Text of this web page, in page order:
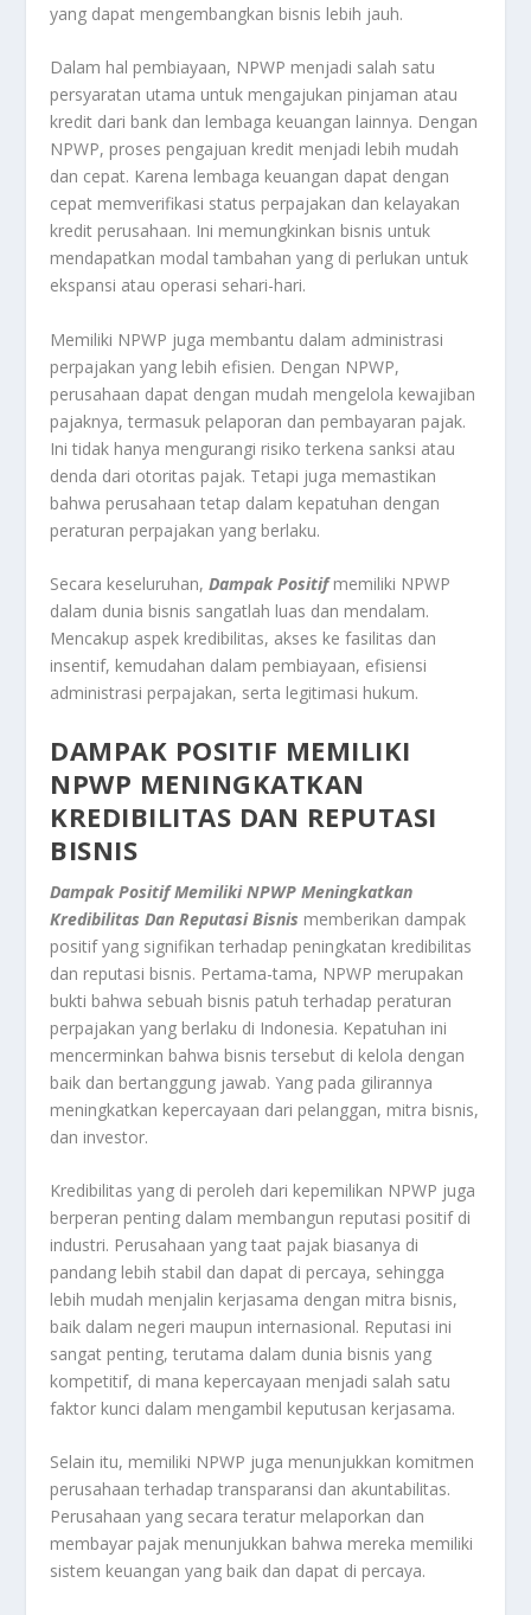
yang dapat mengembangkan bisnis lebih jauh.
Dalam hal pembiayaan, NPWP menjadi salah satu
persyaratan utama untuk mengajukan pinjaman atau
kredit dari bank dan lembaga keuangan lainnya. Dengan
NPWP, proses pengajuan kredit menjadi lebih mudah
dan cepat. Karena lembaga keuangan dapat dengan
cepat memverifikasi status perpajakan dan kelayakan
kredit perusahaan. Ini memungkinkan bisnis untuk
mendapatkan modal tambahan yang di perlukan untuk
ekspansi atau operasi sehari-hari.
Memiliki NPWP juga membantu dalam administrasi
perpajakan yang lebih efisien. Dengan NPWP,
perusahaan dapat dengan mudah mengelola kewajiban
pajaknya, termasuk pelaporan dan pembayaran pajak.
Ini tidak hanya mengurangi risiko terkena sanksi atau
denda dari otoritas pajak. Tetapi juga memastikan
bahwa perusahaan tetap dalam kepatuhan dengan
peraturan perpajakan yang berlaku.
Secara keseluruhan,Dampak Positifmemiliki NPWP
dalam dunia bisnis sangatlah luas dan mendalam.
Mencakup aspek kredibilitas, akses ke fasilitas dan
insentif, kemudahan dalam pembiayaan, efisiensi
administrasi perpajakan, serta legitimasi hukum.
DAMPAK POSITIF MEMILIKI
NPWP MENINGKATKAN
KREDIBILITAS DAN REPUTASI
BISNIS
Dampak Positif Memiliki NPWP Meningkatkan
Kredibilitas Dan Reputasi Bisnis memberikan dampak
positif yang signifikan terhadap peningkatan kredibilitas
dan reputasi bisnis. Pertama-tama, NPWP merupakan
bukti bahwa sebuah bisnis patuh terhadap peraturan
perpajakan yang berlaku di Indonesia. Kepatuhan ini
mencerminkan bahwa bisnis tersebut di kelola dengan
baik dan bertanggung jawab. Yang pada gilirannya
meningkatkan kepercayaan dari pelanggan, mitra bisnis,
dan investor.
Kredibilitas yang di peroleh dari kepemilikan NPWP juga
berperan penting dalam membangun reputasi positif di
industri. Perusahaan yang taat pajak biasanya di
pandang lebih stabil dan dapat di percaya, sehingga
lebih mudah menjalin kerjasama dengan mitra bisnis,
baik dalam negeri maupun internasional. Reputasi ini
sangat penting, terutama dalam dunia bisnis yang
kompetitif, di mana kepercayaan menjadi salah satu
faktor kunci dalam mengambil keputusan kerjasama.
Selain itu, memiliki NPWP juga menunjukkan komitmen
perusahaan terhadap transparansi dan akuntabilitas.
Perusahaan yang secara teratur melaporkan dan
membayar pajak menunjukkan bahwa mereka memiliki
sistem keuangan yang baik dan dapat di percaya.